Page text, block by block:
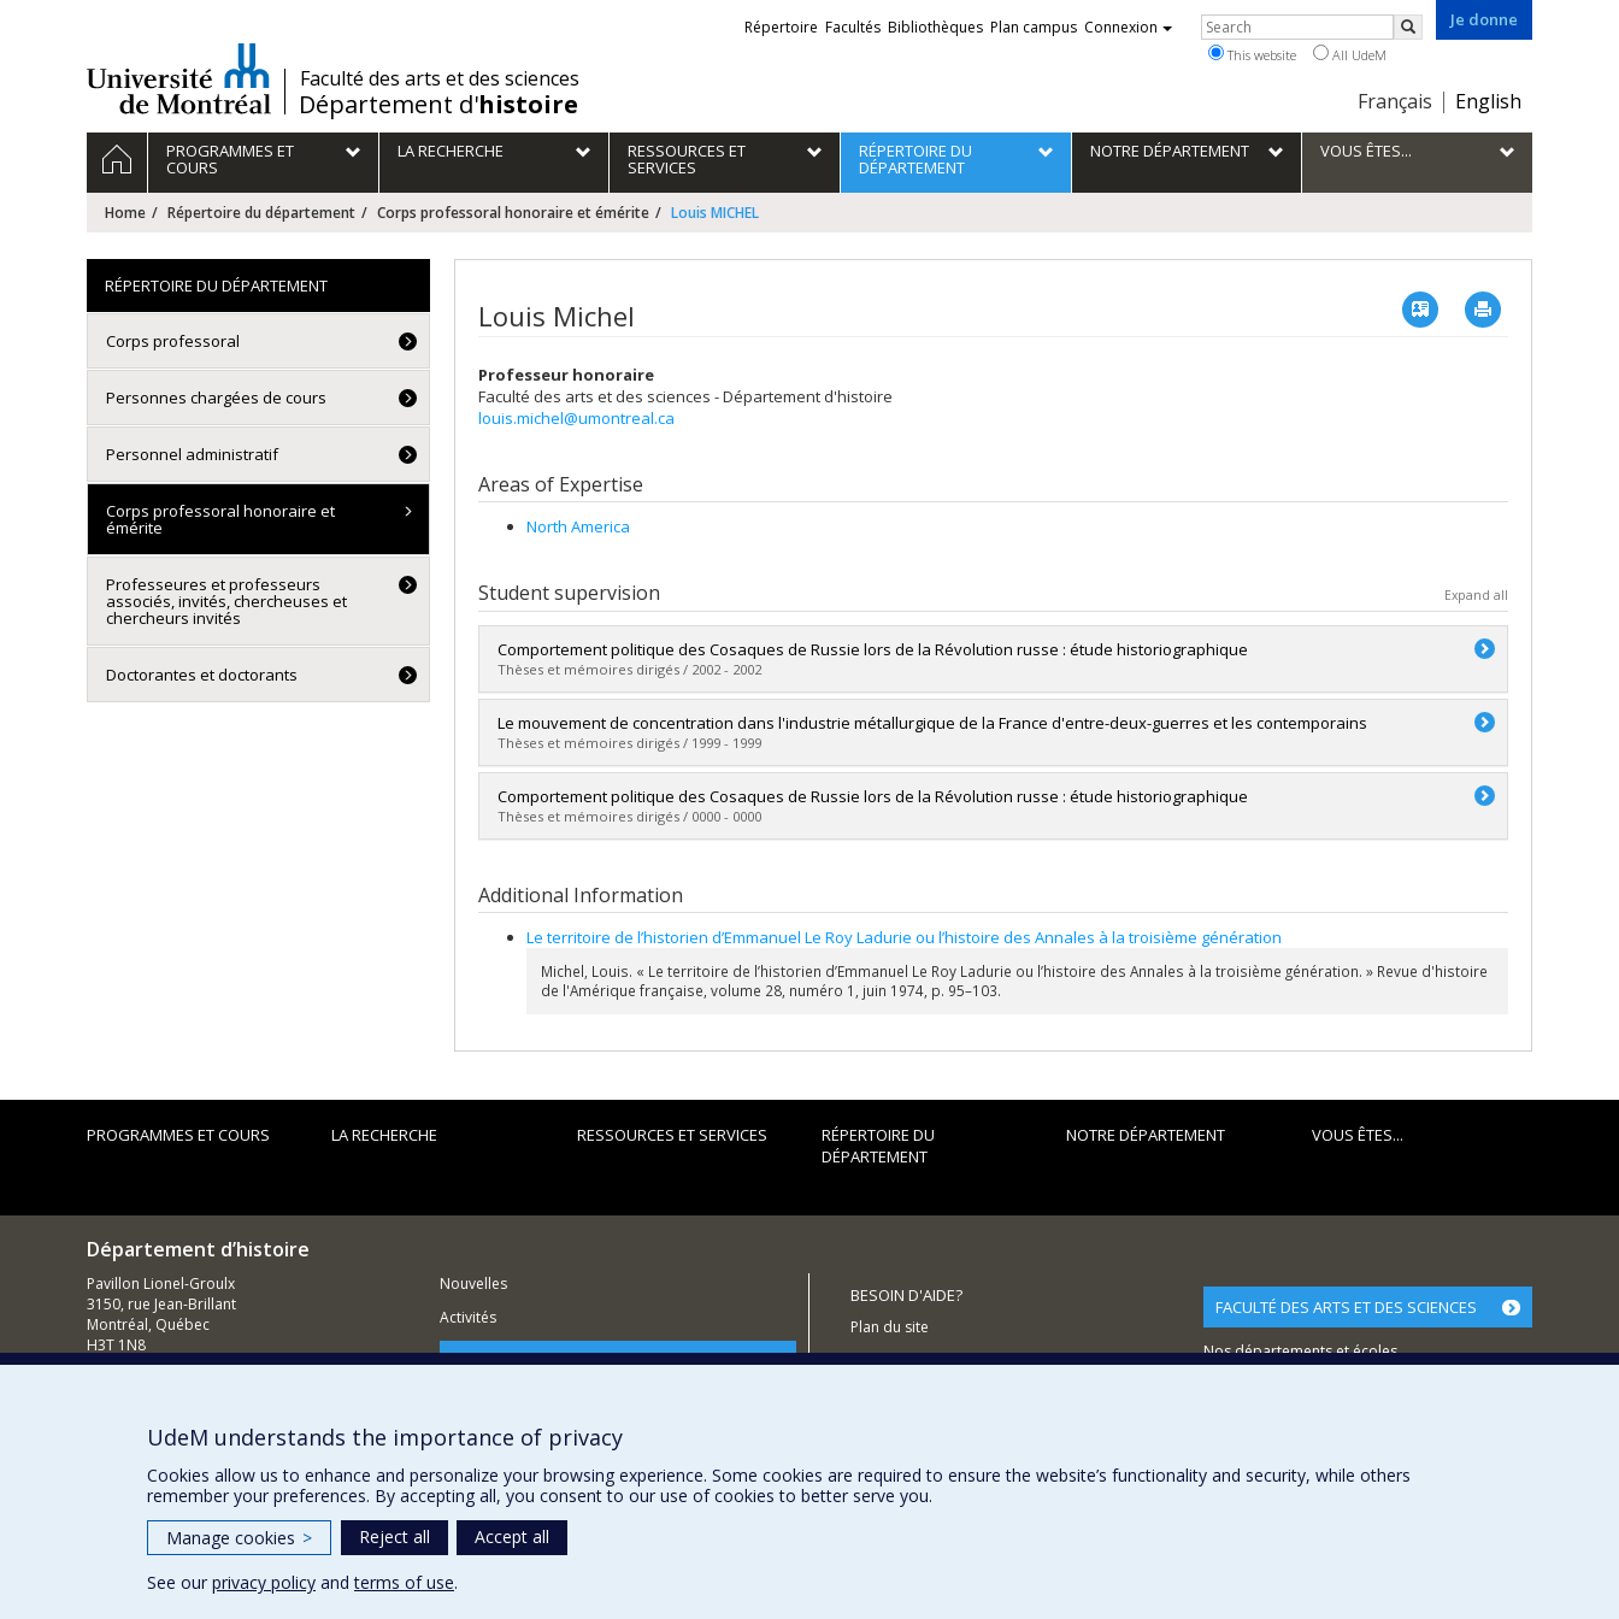
/Faculté des arts et des sciences
Département d'histoire
Je donne
Choix
la
langue
Français English
Liens
externes
Répertoire Facultés Bibliothèques Plan campus Connexion Rechercher
Search
This website All UdeM
Navigation
principale
HOMEPROGRAMMES ET
COURS
LA RECHERCHE RESSOURCES ET
SERVICES
RÉPERTOIRE DU
DÉPARTEMENT
NOTRE DÉPARTEMENT VOUS ÊTES...
Home Répertoire du département Corps professoral honoraire et émérite Louis MICHEL
Louis Michel Vcard
Professeur honoraire
Faculté des arts et des sciences - Département d'histoire
louis.michel@umontreal.ca
Areas of Expertise
North America
Student supervision Expand all
Comportement politique des Cosaques de Russie lors de la Révolution russe : étude historiographique
Thèses et mémoires dirigés / 2002 - 2002
Graduate :Mongrain, Julie
Cycle : Master's
Grade :M.A.
Le mouvement de concentration dans l'industrie métallurgique de la France d'entre-deux-guerres et les contemporains
Thèses et mémoires dirigés / 1999 - 1999
Graduate :Larose, Simon
Cycle : Master's
Grade :M.A.
Comportement politique des Cosaques de Russie lors de la Révolution russe : étude historiographique
Thèses et mémoires dirigés / 0000 - 0000
Cycle :Master's
Grade :M.A.
Lien vers le document dans Papyrus
Additional Information
Le territoire de l’historien d’Emmanuel Le Roy Ladurie ou l’histoire des Annales à la troisième génération
Michel, Louis. « Le territoire de l’historien d’Emmanuel Le Roy Ladurie ou l’histoire des Annales à la troisième génération. » Revue d'histoire
de l'Amérique française, volume 28, numéro 1, juin 1974, p. 95–103.
RÉPERTOIRE DU DÉPARTEMENT
Corps professoral
Personnes chargées de cours
Personnel administratif
Corps professoral honoraire et
émérite
Professeures et professeurs
associés, invités, chercheuses et
chercheurs invités
Doctorantes et doctorants
PROGRAMMES ET COURS LA RECHERCHE RESSOURCES ET SERVICES
RÉPERTOIRE DU
DÉPARTEMENT
NOTRE DÉPARTEMENT VOUS ÊTES...
Département d’histoire
Pavillon Lionel-Groulx
3150, rue Jean-Brillant
Montréal, Québec
H3T 1N8
Nouvelles
Activités
Comment soutenir le Département?
BESOIN D'AIDE?
Plan du site
Signaler une erreur
FACULTÉ DES ARTS ET DES SCIENCES
Nos départements et écoles
Terms of use Cookie Settings
UdeM understands the importance of privacy
Cookies allow us to enhance and personalize your browsing experience. Some cookies are required to ensure the website’s functionality and security, while others
remember your preferences. By accepting all, you consent to our use of cookies to better serve you.
Manage cookies > Reject all
Accept all
See our privacy policy andterms of use.